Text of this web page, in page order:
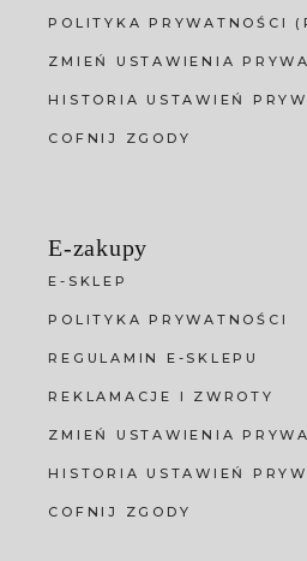
POLITYKA PRYWATNOŚCI
ZMIEŃ USTAWIENIA
HISTORIA USTAWIEŃ
COFNIJ ZGODY
E-zakupy
E-SKLEP
POLITYKA PRYWATNOŚCI
REGULAMIN E-SKLEPU
REKLAMACJE I ZWROTY
ZMIEŃ USTAWIENIA
HISTORIA USTAWIEŃ
COFNIJ ZGODY